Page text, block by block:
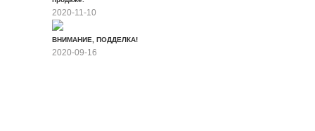
2020-11-10
ВНИМАНИЕ, ПОДДЕЛКА!
2020-09-16